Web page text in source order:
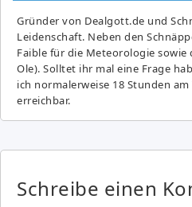
Gründer von Dealgott.de und
Leidenschaft. Neben den
Fai­ble für die Meteorologie sowie
Ole). Solltet ihr mal eine Frage
ich normalerweise 18 Stunden
erreichbar.
Schreibe einen